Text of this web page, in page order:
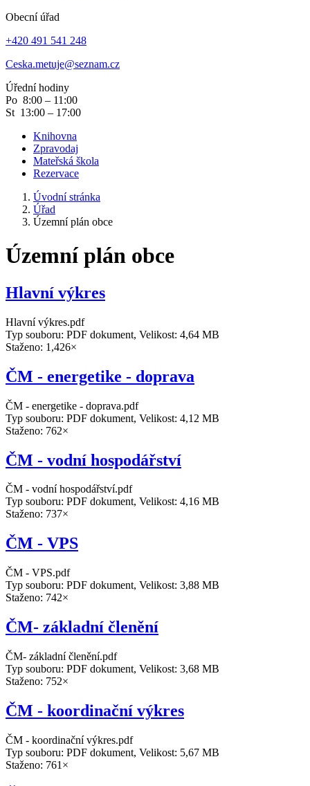
Obecní úřad
+420 491 541 248
Ceska.metuje@seznam.cz
Úřední hodiny
Po 8:00 – 11:00
St 13:00 – 17:00
Knihovna
Zpravodaj
Mateřská škola
Rezervace
Úvodní stránka
Úřad
Územní plán obce
Územní plán obce
Hlavní výkres
Hlavní výkres.pdf
Typ souboru: PDF dokument, Velikost: 4,64 MB
Staženo: 1,426×
ČM - energetike - doprava
ČM - energetike - doprava.pdf
Typ souboru: PDF dokument, Velikost: 4,12 MB
Staženo: 762×
ČM - vodní hospodářství
ČM - vodní hospodářství.pdf
Typ souboru: PDF dokument, Velikost: 4,16 MB
Staženo: 737×
ČM - VPS
ČM - VPS.pdf
Typ souboru: PDF dokument, Velikost: 3,88 MB
Staženo: 742×
ČM- základní členění
ČM- základní členění.pdf
Typ souboru: PDF dokument, Velikost: 3,68 MB
Staženo: 752×
ČM - koordinační výkres
ČM - koordinační výkres.pdf
Typ souboru: PDF dokument, Velikost: 5,67 MB
Staženo: 761×